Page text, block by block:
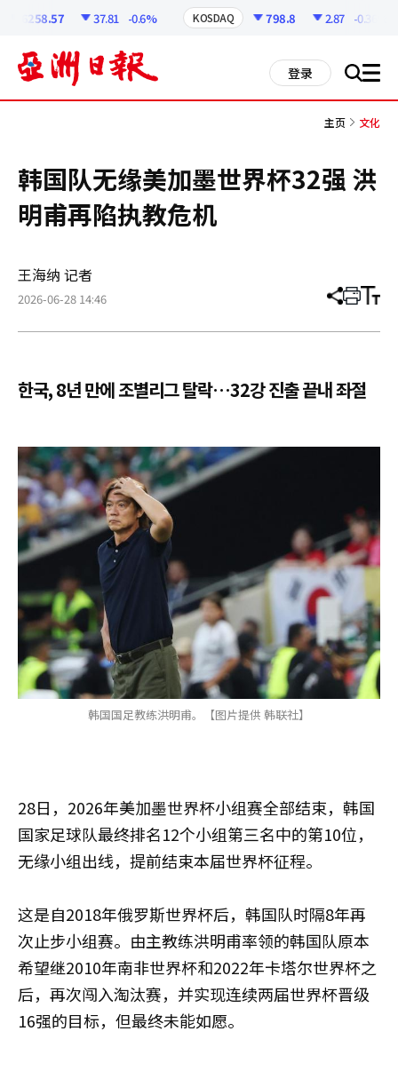
6258.57 37.81 -0.6% KOSDAQ 798.8 2.87 -0.36%
登录 搜 all
主页 文化
韩国队无缘美加墨世界杯32强 洪
明甫再陷执教危机
王海纳 记者
2026-06-28 14:46 分
章
打 调
小
한국, 8년 만에 조별리그 탈락…32강 진출 끝내 좌절
韩国国足教练洪明甫。【图片提供 韩联社】
28日，2026年美加墨世界杯小组赛全部结束，韩国
国家足球队最终排名12个小组第三名中的第10位，
无缘小组出线，提前结束本届世界杯征程。
这是自2018年俄罗斯世界杯后，韩国队时隔8年再
次止步小组赛。由主教练洪明甫率领的韩国队原本
希望继2010年南非世界杯和2022年卡塔尔世界杯之
后，再次闯入淘汰赛，并实现连续两届世界杯晋级
16强的目标，但最终未能如愿。